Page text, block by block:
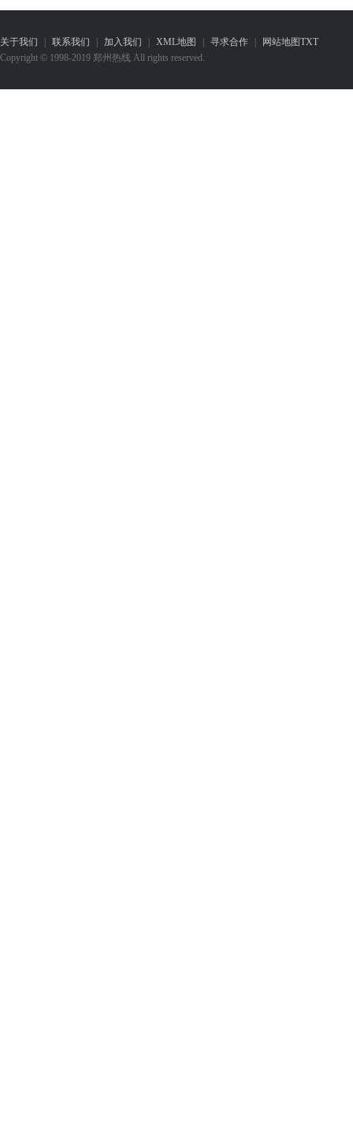
关于我们 | 联系我们 | 加入我们 | XML地图 | 寻求合作 | 网站地图TXT
Copyright © 1998-2019 郑州热线 All rights reserved.